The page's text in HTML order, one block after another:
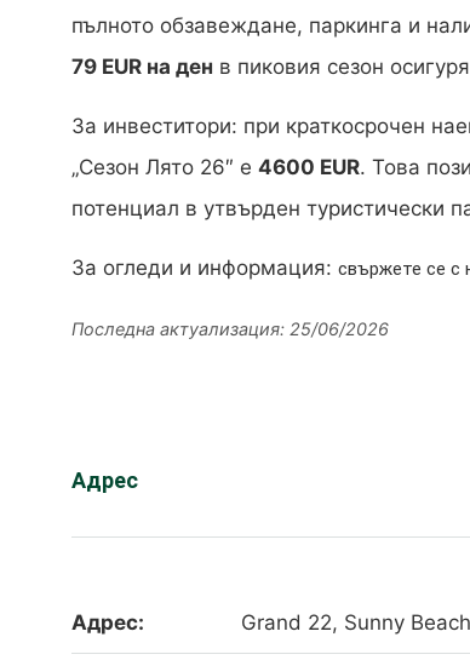
пълното обзавеждане, паркинга и
79 EUR на ден в пиковия сезон
За инвеститори: при краткосрочен
„Сезон Лято 26″ е 4600 EUR. Това
потенциал в утвърден туристически
За огледи и информация: свържете се с
Последна актуализация: 25/06/2026
Адрес
Адрес: Grand 22, Sunny